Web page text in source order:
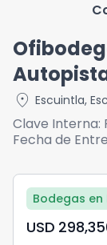
location_on Escuintla,
Clave Interna:
Fecha de
Bodegas en
USD